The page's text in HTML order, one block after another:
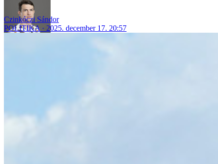
Czinkóczi Sándor
POLITIKA
2025. december 17. 20:57